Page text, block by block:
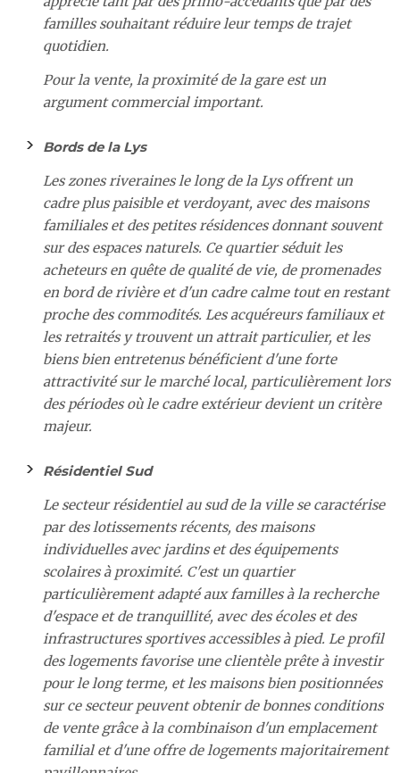
familles souhaitant réduire leur temps de trajet
quotidien.
Pour la vente, la proximité de la gare est un
argument commercial important.
Bords de la Lys
Les zones riveraines le long de la Lys offrent un
cadre plus paisible et verdoyant, avec des maisons
familiales et des petites résidences donnant souvent
sur des espaces naturels. Ce quartier séduit les
acheteurs en quête de qualité de vie, de promenades
en bord de rivière et d'un cadre calme tout en restant
proche des commodités. Les acquéreurs familiaux et
les retraités y trouvent un attrait particulier, et les
biens bien entretenus bénéficient d'une forte
attractivité sur le marché local, particulièrement lors
des périodes où le cadre extérieur devient un critère
majeur.
Résidentiel Sud
Le secteur résidentiel au sud de la ville se caractérise
par des lotissements récents, des maisons
individuelles avec jardins et des équipements
scolaires à proximité. C'est un quartier
particulièrement adapté aux familles à la recherche
d'espace et de tranquillité, avec des écoles et des
infrastructures sportives accessibles à pied. Le profil
des logements favorise une clientèle prête à investir
pour le long terme, et les maisons bien positionnées
sur ce secteur peuvent obtenir de bonnes conditions
de vente grâce à la combinaison d'un emplacement
familial et d'une offre de logements majoritairement